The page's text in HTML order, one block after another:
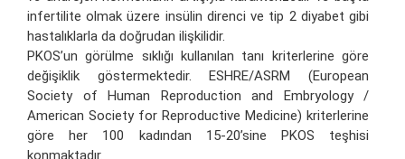
infertilite olmak üzere insülin direnci ve tip 2 diyabet gibi
hastalıklarla da doğrudan ilişkilidir.
PKOS’un görülme sıklığı kullanılan tanı kriterlerine göre
değişiklik göstermektedir. ESHRE/ASRM (European
Society of Human Reproduction and Embryology /
American Society for Reproductive Medicine) kriterlerine
göre her 100 kadından 15-20’sine PKOS teşhisi
konmaktadır.